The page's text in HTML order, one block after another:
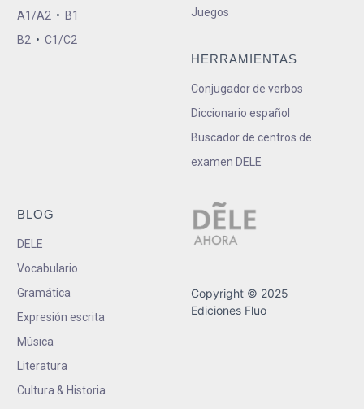
A1/A2 • B1
B2 • C1/C2
Juegos
HERRAMIENTAS
Conjugador de verbos
Diccionario español
Buscador de centros de
examen DELE
BLOG
DELE
Vocabulario
Gramática
Expresión escrita
Música
Literatura
Cultura & Historia
Copyright © 2025
Ediciones Fluo